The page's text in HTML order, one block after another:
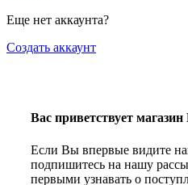
Еще нет аккаунта?
Создать аккаунт
Вас приветствует
Если Вы впервые видите
подпишитесь на нашу
первыми узнавать о